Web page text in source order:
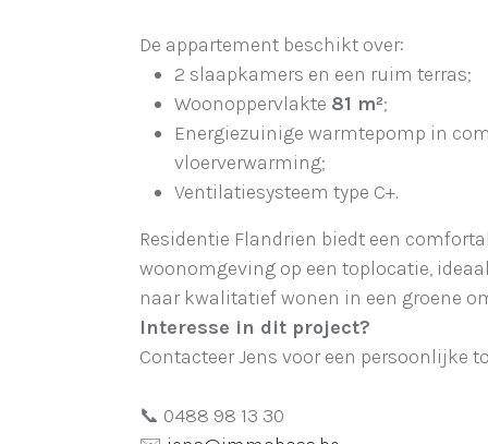
De appartement beschikt over:
2 slaapkamers en een ruim terras;
Woonoppervlakte 81 m²;
Energiezuinige warmtepomp in
vloerverwarming;
Ventilatiesysteem type C+.
Residentie Flandrien biedt een
woonomgeving op een toplocatie,
naar kwalitatief wonen in een groene
Interesse in dit project?
Contacteer Jens voor een persoonlijke
📞 0488 98 13 30